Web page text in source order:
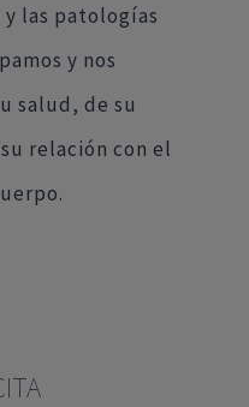
las patologías
y nos
salud, de su
relación con el